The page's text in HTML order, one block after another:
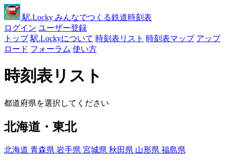
駅.Locky みんなでつくる鉄道時刻表
ログイン ユーザー登録
トップ 駅.Lockyについて 時刻表リスト 時刻表マップ アップ
ロード フォーラム 使い方
時刻表リスト
都道府県を選択してください
北海道・東北
北海道 青森県 岩手県 宮城県 秋田県 山形県 福島県